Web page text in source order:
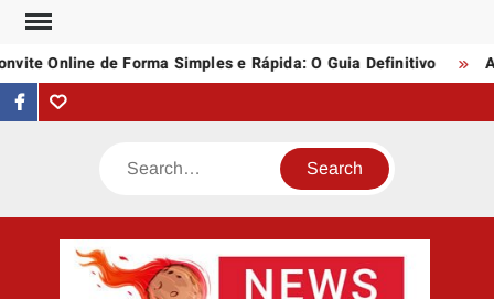
Skip
contentOnline de Forma Simples e Rápida: O Guia Definitivo
facebookTumblr
Search